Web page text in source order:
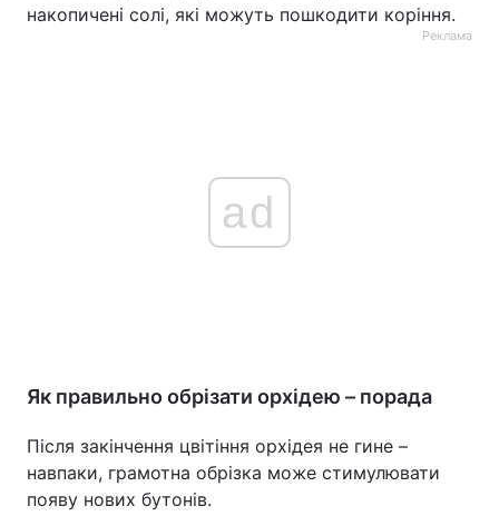
накопичені солі, які можуть пошкодити коріння.
Реклама
ad
Як правильно обрізати орхідею – порада
Після закінчення цвітіння орхідея не гине –
навпаки, грамотна обрізка може стимулювати
появу нових бутонів.